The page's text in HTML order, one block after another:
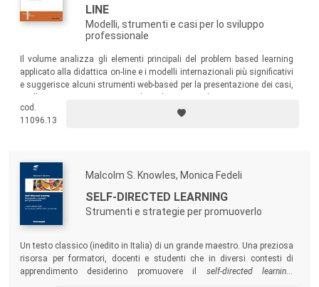
LINE
Modelli, strumenti e casi per lo sviluppo
professionale
Il volume analizza gli elementi principali del problem based learning
applicato alla didattica on-line e i modelli internazionali più significativi
e suggerisce alcuni strumenti web-based per la presentazione dei casi,
cod.
11096.13
Malcolm S. Knowles, Monica Fedeli
SELF-DIRECTED LEARNING
Strumenti e strategie per promuoverlo
Un testo classico (inedito in Italia) di un grande maestro. Una preziosa
risorsa per formatori, docenti e studenti che in diversi contesti di
apprendimento desiderino promuovere il self-directed learning